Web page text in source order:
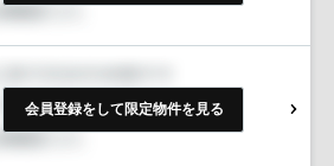
会員登録をして限定物件を見る